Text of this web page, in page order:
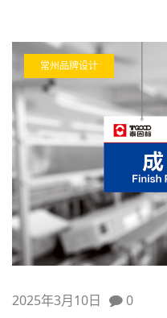
常州品牌设计
2025年3月10日 0